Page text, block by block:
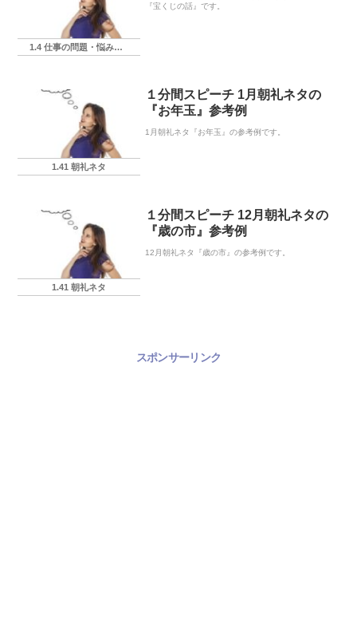
1.4 仕事の問題・悩み・相談
『宝くじの話』です。
1.41 朝礼ネタ
１分間スピーチ 1月朝礼ネタの
『お年玉』参考例
1月朝礼ネタ『お年玉』の参考例です。
1.41 朝礼ネタ
１分間スピーチ 12月朝礼ネタの
『歳の市』参考例
12月朝礼ネタ『歳の市』の参考例です。
スポンサーリンク